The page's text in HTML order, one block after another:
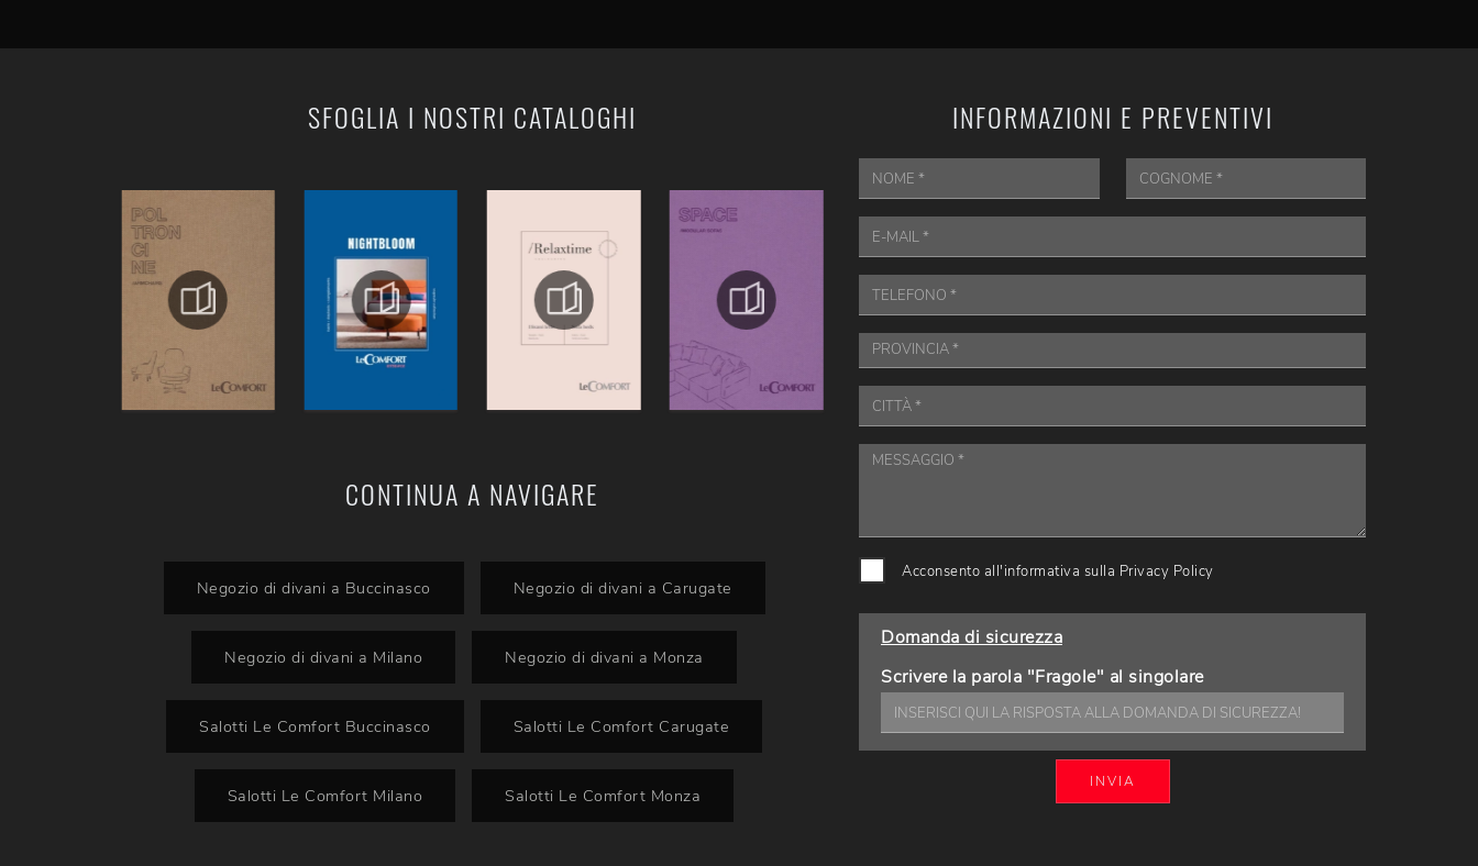
SFOGLIA I NOSTRI CATALOGHI
CONTINUA A NAVIGARE
Negozio di divani a Buccinasco Negozio di divani a Carugate
Negozio di divani a Milano Negozio di divani a Monza
Salotti Le Comfort Buccinasco Salotti Le Comfort Carugate
Salotti Le Comfort Milano Salotti Le Comfort Monza
INFORMAZIONI E PREVENTIVI
Acconsento all'informativa sulla Privacy Policy
Domanda di sicurezza
Scrivere la parola "Fragole" al singolare
INVIA